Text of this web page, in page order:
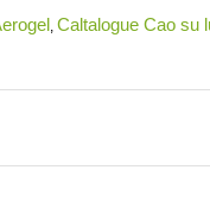
, Caltalogue Cao su